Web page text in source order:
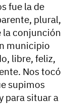
fue la de
plural,
la conjunción
municipio
libre, feliz,
Nos tocó
supimos
para situar a